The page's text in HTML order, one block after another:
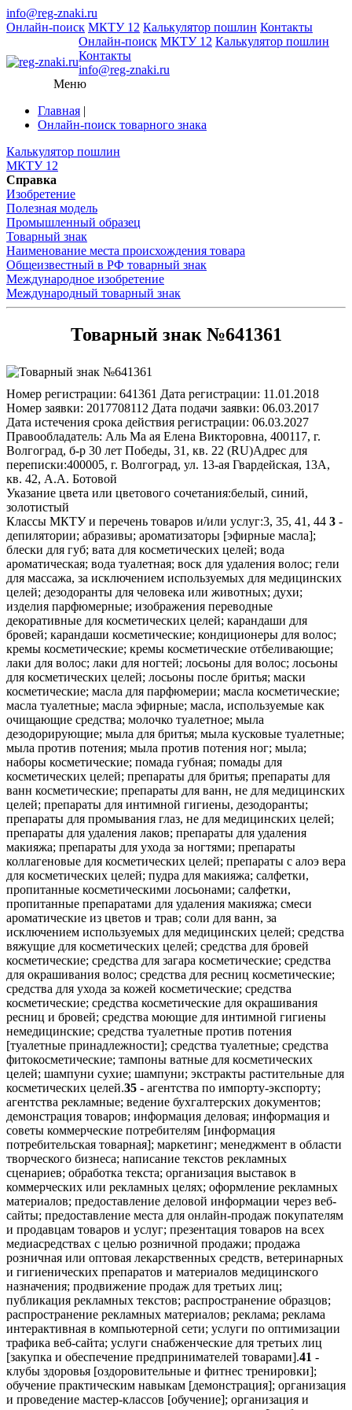
info@reg-znaki.ru
Онлайн-поиск МКТУ 12 Калькулятор пошлин Контакты
Онлайн-поиск МКТУ 12 Калькулятор пошлин
Контакты
info@reg-znaki.ru
Меню
Главная |
Онлайн-поиск товарного знака
Калькулятор пошлин
МКТУ 12
Справка
Изобретение
Полезная модель
Промышленный образец
Товарный знак
Наименование места происхождения товара
Общеизвестный в РФ товарный знак
Международное изобретение
Международный товарный знак
Товарный знак №641361
Номер регистрации: 641361 Дата регистрации: 11.01.2018
Номер заявки: 2017708112 Дата подачи заявки: 06.03.2017
Дата истечения срока действия регистрации: 06.03.2027
Правообладатель: Аль Ма ая Елена Викторовна, 400117, г.
Волгоград, б-р 30 лет Победы, 31, кв. 22 (RU)Адрес для
переписки:400005, г. Волгоград, ул. 13-ая Гвардейская, 13А,
кв. 42, А.А. Ботовой
Указание цвета или цветового сочетания:белый, синий,
золотистый
Классы МКТУ и перечень товаров и/или услуг:3, 35, 41, 44 3 -
депилятории; абразивы; ароматизаторы [эфирные масла];
блески для губ; вата для косметических целей; вода
ароматическая; вода туалетная; воск для удаления волос; гели
для массажа, за исключением используемых для медицинских
целей; дезодоранты для человека или животных; духи;
изделия парфюмерные; изображения переводные
декоративные для косметических целей; карандаши для
бровей; карандаши косметические; кондиционеры для волос;
кремы косметические; кремы косметические отбеливающие;
лаки для волос; лаки для ногтей; лосьоны для волос; лосьоны
для косметических целей; лосьоны после бритья; маски
косметические; масла для парфюмерии; масла косметические;
масла туалетные; масла эфирные; масла, используемые как
очищающие средства; молочко туалетное; мыла
дезодорирующие; мыла для бритья; мыла кусковые туалетные;
мыла против потения; мыла против потения ног; мыла;
наборы косметические; помада губная; помады для
косметических целей; препараты для бритья; препараты для
ванн косметические; препараты для ванн, не для медицинских
целей; препараты для интимной гигиены, дезодоранты;
препараты для промывания глаз, не для медицинских целей;
препараты для удаления лаков; препараты для удаления
макияжа; препараты для ухода за ногтями; препараты
коллагеновые для косметических целей; препараты с алоэ вера
для косметических целей; пудра для макияжа; салфетки,
пропитанные косметическими лосьонами; салфетки,
пропитанные препаратами для удаления макияжа; смеси
ароматические из цветов и трав; соли для ванн, за
исключением используемых для медицинских целей; средства
вяжущие для косметических целей; средства для бровей
косметические; средства для загара косметические; средства
для окрашивания волос; средства для ресниц косметические;
средства для ухода за кожей косметические; средства
косметические; средства косметические для окрашивания
ресниц и бровей; средства моющие для интимной гигиены
немедицинские; средства туалетные против потения
[туалетные принадлежности]; средства туалетные; средства
фитокосметические; тампоны ватные для косметических
целей; шампуни сухие; шампуни; экстракты растительные для
косметических целей.35 - агентства по импорту-экспорту;
агентства рекламные; ведение бухгалтерских документов;
демонстрация товаров; информация деловая; информация и
советы коммерческие потребителям [информация
потребительская товарная]; маркетинг; менеджмент в области
творческого бизнеса; написание текстов рекламных
сценариев; обработка текста; организация выставок в
коммерческих или рекламных целях; оформление рекламных
материалов; предоставление деловой информации через веб-
сайты; предоставление места для онлайн-продаж покупателям
и продавцам товаров и услуг; презентация товаров на всех
медиасредствах с целью розничной продажи; продажа
розничная или оптовая лекарственных средств, ветеринарных
и гигиенических препаратов и материалов медицинского
назначения; продвижение продаж для третьих лиц;
публикация рекламных текстов; распространение образцов;
распространение рекламных материалов; реклама; реклама
интерактивная в компьютерной сети; услуги по оптимизации
трафика веб-сайта; услуги снабженческие для третьих лиц
[закупка и обеспечение предпринимателей товарами].41 -
клубы здоровья [оздоровительные и фитнес тренировки];
обучение практическим навыкам [демонстрация]; организация
и проведение мастер-классов [обучение]; организация и